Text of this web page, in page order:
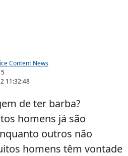
Content News
11:32:48
de ter barba?
homens já são
outros não
homens têm vontade